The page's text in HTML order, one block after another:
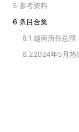
5 参考资料
6 条目合集
6.1 越南历任总理
6.2